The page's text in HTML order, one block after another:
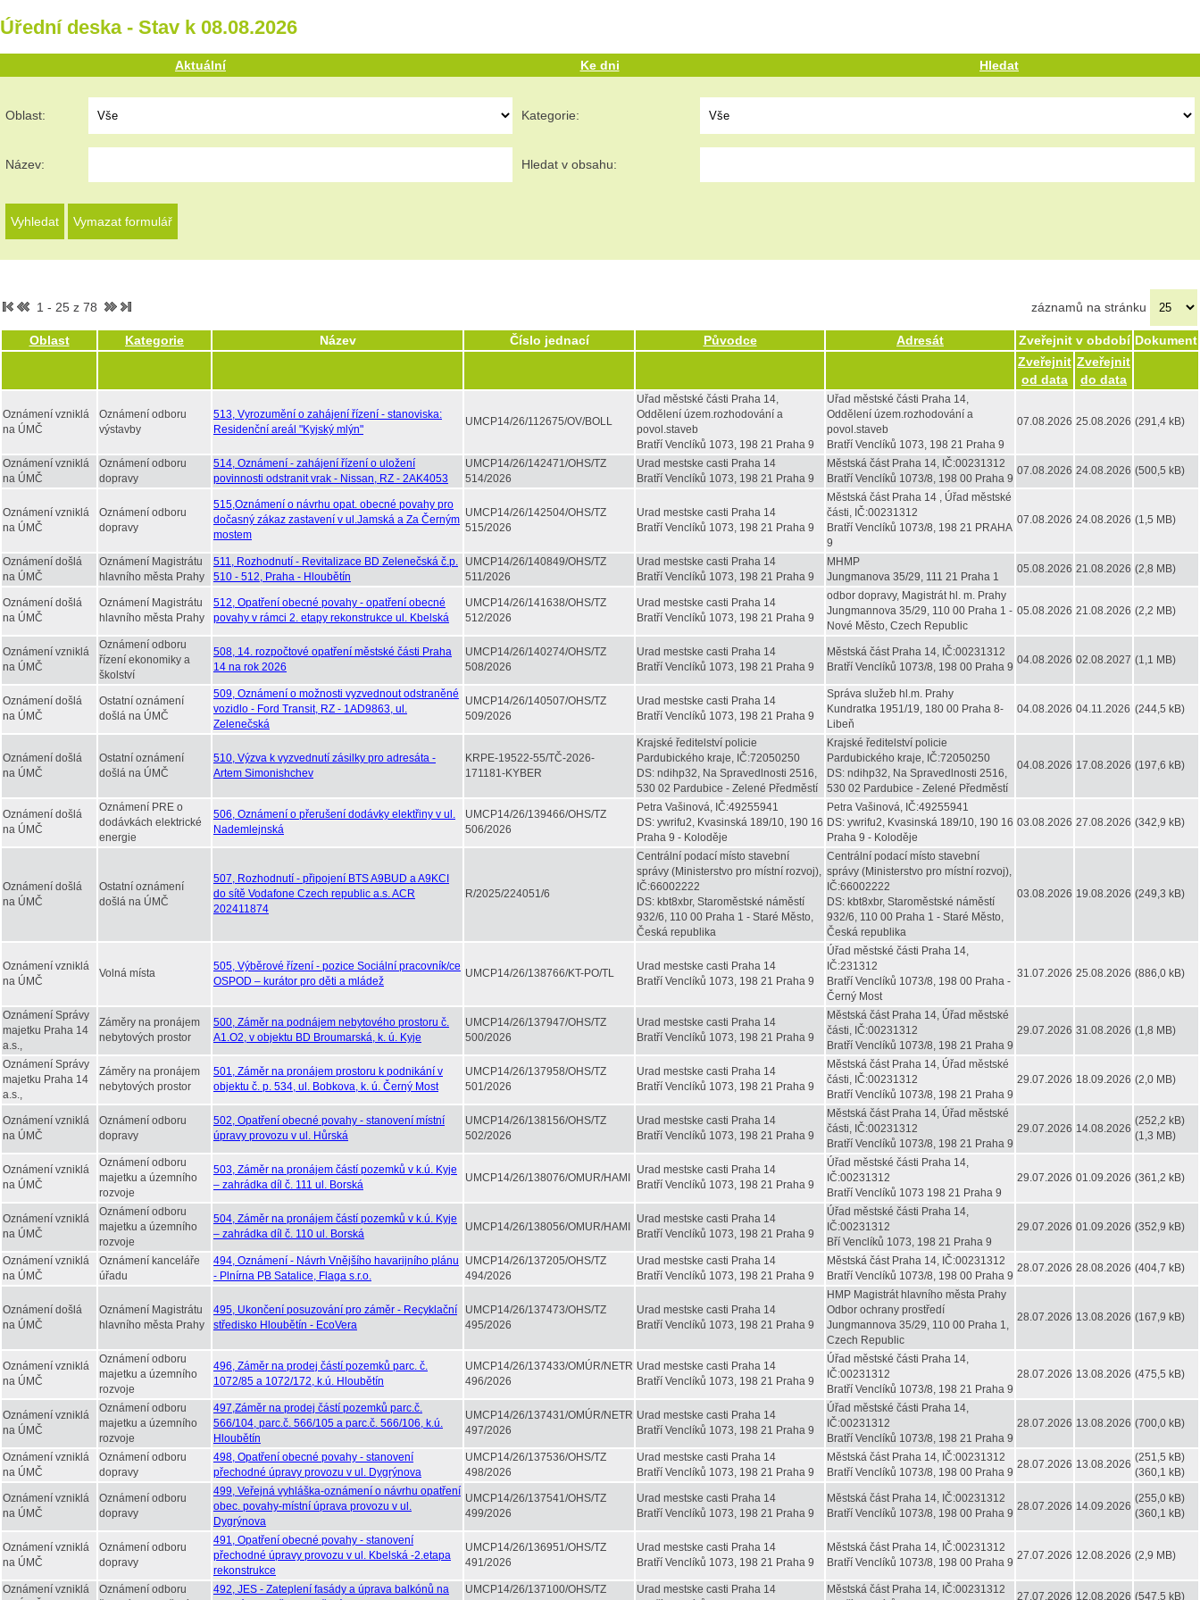
Úřední deska - Stav k 08.08.2026
Aktuální Ke dni Hledat
Oblast: Kategorie:
Název: Hledat v obsahu:
1 - 25 z 78 záznamů na stránku
Oblast Kategorie Název Číslo jednací Původce Adresát Zveřejnit v období Dokument
Zveřejnit
od data
Zveřejnit
do data
Oznámení vzniklá
na ÚMČ
Oznámení odboru
výstavby
513, Vyrozumění o zahájení řízení - stanoviska:
Residenční areál "Kyjský mlýn"
UMCP14/26/112675/OV/BOLL
Uřad městské části Praha 14,
Oddělení územ.rozhodování a
povol.staveb
Bratří Venclíků 1073, 198 21 Praha 9
Uřad městské části Praha 14,
Oddělení územ.rozhodování a
povol.staveb
Bratří Venclíků 1073, 198 21 Praha 9
07.08.2026 25.08.2026 (291,4 kB)
Oznámení vzniklá
na ÚMČ
Oznámení odboru
dopravy
514, Oznámení - zahájení řízení o uložení
povinnosti odstranit vrak - Nissan, RZ - 2AK4053
UMCP14/26/142471/OHS/TZ
514/2026
Urad mestske casti Praha 14
Bratří Venclíků 1073, 198 21 Praha 9
Městská část Praha 14, IČ:00231312
Bratří Venclíků 1073/8, 198 00 Praha 9
07.08.2026 24.08.2026 (500,5 kB)
Oznámení vzniklá
na ÚMČ
Oznámení odboru
dopravy
515,Oznámení o návrhu opat. obecné povahy pro
dočasný zákaz zastavení v ul.Jamská a Za Černým
mostem
UMCP14/26/142504/OHS/TZ
515/2026
Urad mestske casti Praha 14
Bratří Venclíků 1073, 198 21 Praha 9
Městská část Praha 14 , Úřad městské
části, IČ:00231312
Bratří Venclíků 1073/8, 198 21 PRAHA
9
07.08.2026 24.08.2026 (1,5 MB)
Oznámení došlá
na ÚMČ
Oznámení Magistrátu
hlavního města Prahy
511, Rozhodnutí - Revitalizace BD Zelenečská č.p.
510 - 512, Praha - Hloubětín
UMCP14/26/140849/OHS/TZ
511/2026
Urad mestske casti Praha 14
Bratří Venclíků 1073, 198 21 Praha 9
MHMP
Jungmanova 35/29, 111 21 Praha 1
05.08.2026 21.08.2026 (2,8 MB)
Oznámení došlá
na ÚMČ
Oznámení Magistrátu
hlavního města Prahy
512, Opatření obecné povahy - opatření obecné
povahy v rámci 2. etapy rekonstrukce ul. Kbelská
UMCP14/26/141638/OHS/TZ
512/2026
Urad mestske casti Praha 14
Bratří Venclíků 1073, 198 21 Praha 9
odbor dopravy, Magistrát hl. m. Prahy
Jungmannova 35/29, 110 00 Praha 1 -
Nové Město, Czech Republic
05.08.2026 21.08.2026 (2,2 MB)
Oznámení vzniklá
na ÚMČ
Oznámení odboru
řízení ekonomiky a
školství
508, 14. rozpočtové opatření městské části Praha
14 na rok 2026
UMCP14/26/140274/OHS/TZ
508/2026
Urad mestske casti Praha 14
Bratří Venclíků 1073, 198 21 Praha 9
Městská část Praha 14, IČ:00231312
Bratří Venclíků 1073/8, 198 00 Praha 9
04.08.2026 02.08.2027 (1,1 MB)
Oznámení došlá
na ÚMČ
Ostatní oznámení
došlá na ÚMČ
509, Oznámení o možnosti vyzvednout odstraněné
vozidlo - Ford Transit, RZ - 1AD9863, ul.
Zelenečská
UMCP14/26/140507/OHS/TZ
509/2026
Urad mestske casti Praha 14
Bratří Venclíků 1073, 198 21 Praha 9
Správa služeb hl.m. Prahy
Kundratka 1951/19, 180 00 Praha 8-
Libeň
04.08.2026 04.11.2026 (244,5 kB)
Oznámení došlá
na ÚMČ
Ostatní oznámení
došlá na ÚMČ
510, Výzva k vyzvednutí zásilky pro adresáta -
Artem Simonishchev
KRPE-19522-55/TČ-2026-
171181-KYBER
Krajské ředitelství policie
Pardubického kraje, IČ:72050250
DS: ndihp32, Na Spravedlnosti 2516,
530 02 Pardubice - Zelené Předměstí
Krajské ředitelství policie
Pardubického kraje, IČ:72050250
DS: ndihp32, Na Spravedlnosti 2516,
530 02 Pardubice - Zelené Předměstí
04.08.2026 17.08.2026 (197,6 kB)
Oznámení došlá
na ÚMČ
Oznámení PRE o
dodávkách elektrické
energie
506, Oznámení o přerušení dodávky elektřiny v ul.
Nademlejnská
UMCP14/26/139466/OHS/TZ
506/2026
Petra Vašinová, IČ:49255941
DS: ywrifu2, Kvasinská 189/10, 190 16
Praha 9 - Koloděje
Petra Vašinová, IČ:49255941
DS: ywrifu2, Kvasinská 189/10, 190 16
Praha 9 - Koloděje
03.08.2026 27.08.2026 (342,9 kB)
Oznámení došlá
na ÚMČ
Ostatní oznámení
došlá na ÚMČ
507, Rozhodnutí - připojení BTS A9BUD a A9KCI
do sítě Vodafone Czech republic a.s. ACR
202411874
R/2025/224051/6
Centrální podací místo stavební
správy (Ministerstvo pro místní rozvoj),
IČ:66002222
DS: kbt8xbr, Staroměstské náměstí
932/6, 110 00 Praha 1 - Staré Město,
Česká republika
Centrální podací místo stavební
správy (Ministerstvo pro místní rozvoj),
IČ:66002222
DS: kbt8xbr, Staroměstské náměstí
932/6, 110 00 Praha 1 - Staré Město,
Česká republika
03.08.2026 19.08.2026 (249,3 kB)
Oznámení vzniklá
na ÚMČ
Volná místa
505, Výběrové řízení - pozice Sociální pracovník/ce
OSPOD – kurátor pro děti a mládež
UMCP14/26/138766/KT-PO/TL
Urad mestske casti Praha 14
Bratří Venclíků 1073, 198 21 Praha 9
Úřad městské části Praha 14,
IČ:231312
Bratří Venclíků 1073/8, 198 00 Praha -
Černý Most
31.07.2026 25.08.2026 (886,0 kB)
Oznámení Správy
majetku Praha 14
a.s.,
Záměry na pronájem
nebytových prostor
500, Záměr na podnájem nebytového prostoru č.
A1.O2, v objektu BD Broumarská, k. ú. Kyje
UMCP14/26/137947/OHS/TZ
500/2026
Urad mestske casti Praha 14
Bratří Venclíků 1073, 198 21 Praha 9
Městská část Praha 14, Úřad městské
části, IČ:00231312
Bratří Venclíků 1073/8, 198 21 Praha 9
29.07.2026 31.08.2026 (1,8 MB)
Oznámení Správy
majetku Praha 14
a.s.,
Záměry na pronájem
nebytových prostor
501, Záměr na pronájem prostoru k podnikání v
objektu č. p. 534, ul. Bobkova, k. ú. Černý Most
UMCP14/26/137958/OHS/TZ
501/2026
Urad mestske casti Praha 14
Bratří Venclíků 1073, 198 21 Praha 9
Městská část Praha 14, Úřad městské
části, IČ:00231312
Bratří Venclíků 1073/8, 198 21 Praha 9
29.07.2026 18.09.2026 (2,0 MB)
Oznámení vzniklá
na ÚMČ
Oznámení odboru
dopravy
502, Opatření obecné povahy - stanovení místní
úpravy provozu v ul. Hůrská
UMCP14/26/138156/OHS/TZ
502/2026
Urad mestske casti Praha 14
Bratří Venclíků 1073, 198 21 Praha 9
Městská část Praha 14, Úřad městské
části, IČ:00231312
Bratří Venclíků 1073/8, 198 21 Praha 9
29.07.2026 14.08.2026
(252,2 kB)
(1,3 MB)
Oznámení vzniklá
na ÚMČ
Oznámení odboru
majetku a územního
rozvoje
503, Záměr na pronájem částí pozemků v k.ú. Kyje
– zahrádka díl č. 111 ul. Borská
UMCP14/26/138076/OMUR/HAMI
Urad mestske casti Praha 14
Bratří Venclíků 1073, 198 21 Praha 9
Úřad městské části Praha 14,
IČ:00231312
Bratří Venclíků 1073 198 21 Praha 9
29.07.2026 01.09.2026 (361,2 kB)
Oznámení vzniklá
na ÚMČ
Oznámení odboru
majetku a územního
rozvoje
504, Záměr na pronájem částí pozemků v k.ú. Kyje
– zahrádka díl č. 110 ul. Borská
UMCP14/26/138056/OMUR/HAMI
Urad mestske casti Praha 14
Bratří Venclíků 1073, 198 21 Praha 9
Úřad městské části Praha 14,
IČ:00231312
Bří Venclíků 1073, 198 21 Praha 9
29.07.2026 01.09.2026 (352,9 kB)
Oznámení vzniklá
na ÚMČ
Oznámení kanceláře
úřadu
494, Oznámení - Návrh Vnějšího havarijního plánu
- Plnírna PB Satalice, Flaga s.r.o.
UMCP14/26/137205/OHS/TZ
494/2026
Urad mestske casti Praha 14
Bratří Venclíků 1073, 198 21 Praha 9
Městská část Praha 14, IČ:00231312
Bratří Venclíků 1073/8, 198 00 Praha 9
28.07.2026 28.08.2026 (404,7 kB)
Oznámení došlá
na ÚMČ
Oznámení Magistrátu
hlavního města Prahy
495, Ukončení posuzování pro záměr - Recyklační
středisko Hloubětín - EcoVera
UMCP14/26/137473/OHS/TZ
495/2026
Urad mestske casti Praha 14
Bratří Venclíků 1073, 198 21 Praha 9
HMP Magistrát hlavního města Prahy
Odbor ochrany prostředí
Jungmannova 35/29, 110 00 Praha 1,
Czech Republic
28.07.2026 13.08.2026 (167,9 kB)
Oznámení vzniklá
na ÚMČ
Oznámení odboru
majetku a územního
rozvoje
496, Záměr na prodej částí pozemků parc. č.
1072/85 a 1072/172, k.ú. Hloubětín
UMCP14/26/137433/OMÚR/NETR
496/2026
Urad mestske casti Praha 14
Bratří Venclíků 1073, 198 21 Praha 9
Úřad městské části Praha 14,
IČ:00231312
Bratří Venclíků 1073/8, 198 21 Praha 9
28.07.2026 13.08.2026 (475,5 kB)
Oznámení vzniklá
na ÚMČ
Oznámení odboru
majetku a územního
rozvoje
497,Záměr na prodej částí pozemků parc.č.
566/104, parc.č. 566/105 a parc.č. 566/106, k.ú.
Hloubětín
UMCP14/26/137431/OMÚR/NETR
497/2026
Urad mestske casti Praha 14
Bratří Venclíků 1073, 198 21 Praha 9
Úřad městské části Praha 14,
IČ:00231312
Bratří Venclíků 1073/8, 198 21 Praha 9
28.07.2026 13.08.2026 (700,0 kB)
Oznámení vzniklá
na ÚMČ
Oznámení odboru
dopravy
498, Opatření obecné povahy - stanovení
přechodné úpravy provozu v ul. Dygrýnova
UMCP14/26/137536/OHS/TZ
498/2026
Urad mestske casti Praha 14
Bratří Venclíků 1073, 198 21 Praha 9
Městská část Praha 14, IČ:00231312
Bratří Venclíků 1073/8, 198 00 Praha 9
28.07.2026 13.08.2026
(251,5 kB)
(360,1 kB)
Oznámení vzniklá
na ÚMČ
Oznámení odboru
dopravy
499, Veřejná vyhláška-oznámení o návrhu opatření
obec. povahy-místní úprava provozu v ul.
Dygrýnova
UMCP14/26/137541/OHS/TZ
499/2026
Urad mestske casti Praha 14
Bratří Venclíků 1073, 198 21 Praha 9
Městská část Praha 14, IČ:00231312
Bratří Venclíků 1073/8, 198 00 Praha 9
28.07.2026 14.09.2026
(255,0 kB)
(360,1 kB)
Oznámení vzniklá
na ÚMČ
Oznámení odboru
dopravy
491, Opatření obecné povahy - stanovení
přechodné úpravy provozu v ul. Kbelská -2.etapa
rekonstrukce
UMCP14/26/136951/OHS/TZ
491/2026
Urad mestske casti Praha 14
Bratří Venclíků 1073, 198 21 Praha 9
Městská část Praha 14, IČ:00231312
Bratří Venclíků 1073/8, 198 00 Praha 9
27.07.2026 12.08.2026 (2,9 MB)
Oznámení vzniklá
Oznámení odboru
492, JES - Zateplení fasády a úprava balkónů na
UMCP14/26/137100/OHS/TZ
Urad mestske casti Praha 14
Městská část Praha 14, IČ:00231312
27.07.2026 12.08.2026 (547,5 kB)